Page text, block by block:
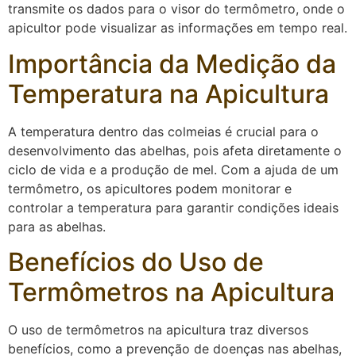
transmite os dados para o visor do termômetro, onde o
apicultor pode visualizar as informações em tempo real.
Importância da Medição da
Temperatura na Apicultura
A temperatura dentro das colmeias é crucial para o
desenvolvimento das abelhas, pois afeta diretamente o
ciclo de vida e a produção de mel. Com a ajuda de um
termômetro, os apicultores podem monitorar e
controlar a temperatura para garantir condições ideais
para as abelhas.
Benefícios do Uso de
Termômetros na Apicultura
O uso de termômetros na apicultura traz diversos
benefícios, como a prevenção de doenças nas abelhas,